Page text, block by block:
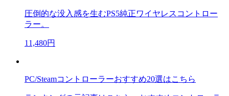
圧倒的な没入感を生むPS5純正ワイヤレスコントロー
ラー。
11,480円
PC/Steamコントローラーおすすめ20選はこちら